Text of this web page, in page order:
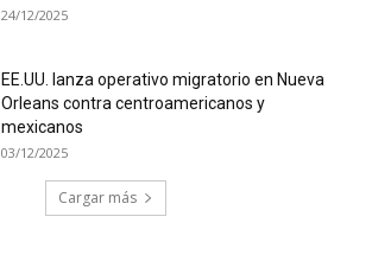
24/12/2025
EE.UU. lanza operativo migratorio en Nueva
Orleans contra centroamericanos y
mexicanos
03/12/2025
Cargar más